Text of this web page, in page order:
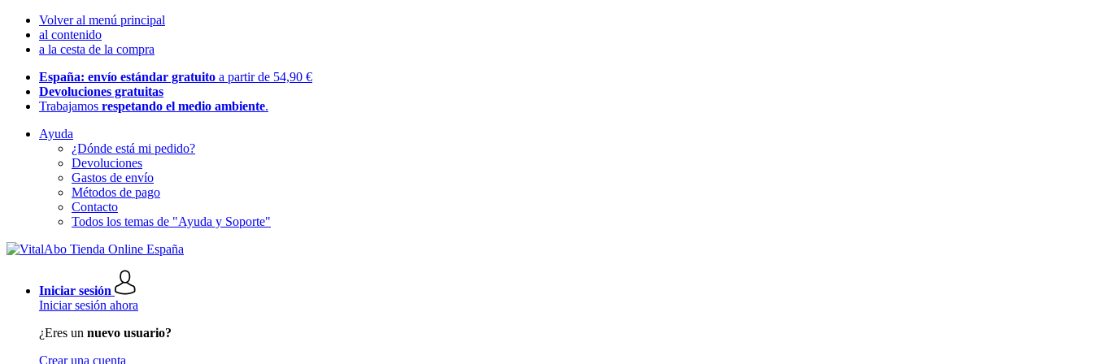
Volver al menú principal
al contenido
a la cesta de la compra
España: envío estándar gratuito a partir de 54,90 €
Devoluciones gratuitas
Trabajamos respetando el medio ambiente.
Ayuda
¿Dónde está mi pedido?
Devoluciones
Gastos de envío
Métodos de pago
Contacto
Todos los temas de "Ayuda y Soporte"
Iniciar sesión
Iniciar sesión ahora
¿Eres un nuevo usuario?
Crear una cuenta